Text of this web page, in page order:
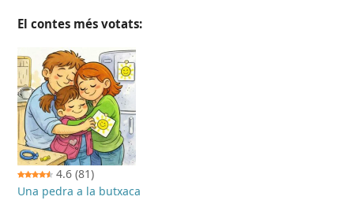
El contes més votats:
4.6 (81)
Una pedra a la butxaca